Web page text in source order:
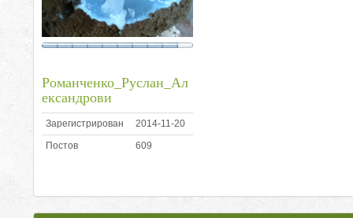
Романченко_Руслан_Ал
ександрови
Зарегистрирован
2014-11-20
Постов
609